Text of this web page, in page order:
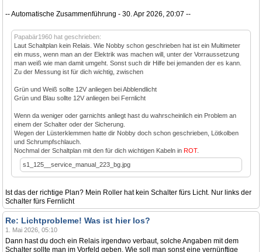
-- Automatische Zusammenführung - 30. Apr 2026, 20:07 --
Papabär1960 hat geschrieben:
Laut Schaltplan kein Relais. Wie Nobby schon geschrieben hat ist ein Multimeter
ein muss, wenn man an der Elektrik was machen will, unter der Vorraussetzung
man weiß wie man damit umgeht. Sonst such dir Hilfe bei jemanden der es kann.
Zu der Messung ist für dich wichtig, zwischen
Grün und Weiß sollte 12V anliegen bei Abblendlicht
Grün und Blau sollte 12V anliegen bei Fernlicht
Wenn da weniger oder garnichts anliegt hast du wahrscheinlich ein Problem an
einem der Schalter oder der Sicherung.
Wegen der Lüsterklemmen hatte dir Nobby doch schon geschrieben, Lötkolben
und Schrumpfschlauch.
Nochmal der Schaltplan mit den für dich wichtigen Kabeln in ROT.
s1_125__service_manual_223_bg.jpg
Ist das der richtige Plan? Mein Roller hat kein Schalter fürs Licht. Nur links der
Schalter fürs Fernlicht
Re: Lichtprobleme! Was ist hier los?
1. Mai 2026, 05:10
Dann hast du doch ein Relais irgendwo verbaut, solche Angaben mit dem
Schalter sollte man im Vorfeld geben. Wie soll man sonst eine vernünftige